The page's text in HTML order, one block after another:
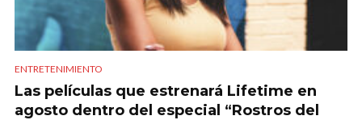
ENTRETENIMIENTO
Las películas que estrenará Lifetime en
agosto dentro del especial “Rostros del